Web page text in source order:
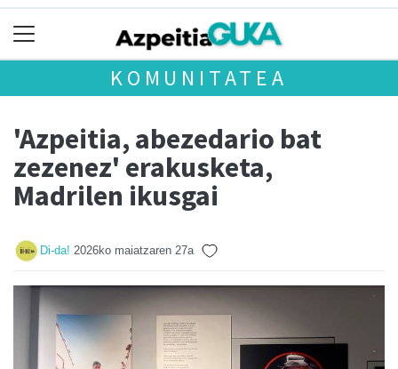
KOMUNITATEA
'Azpeitia, abezedario bat
zezenez' erakusketa,
Madrilen ikusgai
Di-da! 2026ko maiatzaren 27a